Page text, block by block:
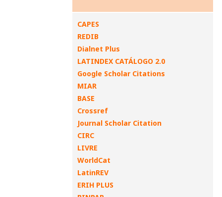
CAPES
REDIB
Dialnet Plus
LATINDEX CATÁLOGO 2.0
Google Scholar Citations
MIAR
BASE
Crossref
Journal Scholar Citation
CIRC
LIVRE
WorldCat
LatinREV
ERIH PLUS